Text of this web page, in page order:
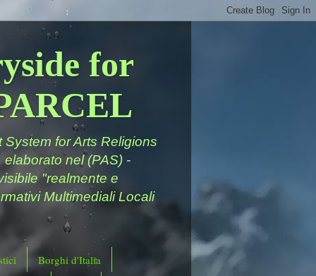
for
for Arts Religions
nel (PAS) -
"realmente e
Multimediali Locali
Borghi d'Italia